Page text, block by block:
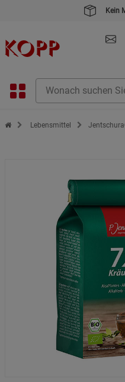
Kein
Zur Startseite des Kopp Verlag
Lebensmittel